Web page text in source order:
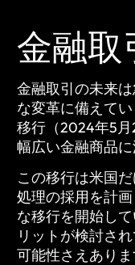
金融取
金融取引の未来
な変革に備えて
移行（2024年5月
幅広い金融商品に
この移行は米国
処理の採用を計
な移行を開始し
リットが検討さ
可能性さえありま